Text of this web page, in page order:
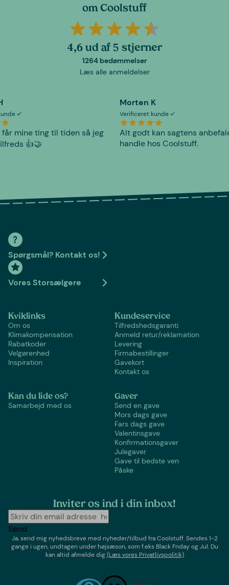
om Coolstuff
4,6 ud af 5 stjerner
1264 bedømmelser
Læs alle anmeldelser
får mine ting til tiden så jeg
👍🤝
Morten K
Verificeret kunde
Alt godt kan sagtens
handle hos Coolstuff.
Spørgsmål? Kontakt os!
Vores Storsælgere
Kviklinks
Om os
Klimakompensation
Rabatkoder
Velgørenhed
Inspiration
Kundeservice
Tilfredshedsgaranti
Anmeld retur/reklamation
Levering
Firmabestillinger
Gavekort
Kontakt os
Kan du lide os?
Samarbejd med os
Gaver
Send en gave
Mors dags gave
Fars dags gave
Valentinsgave
Konfirmationsgaver
Julegaver
Gave til bedste ven
Påske
Inviter os ind i din inbox!
Send
Ja, send mig nyhedsbreve med nyheder/tilbud fraCoolstuff. Sendes 1-2
gange i ugen,undtagen under højsæson, som f.eks Black Friday og Jul. Du
kan altid afmelde dig(Læs vores Privatlivspolitik)